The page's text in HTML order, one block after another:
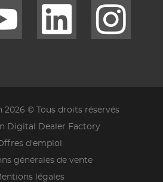
2026 © Tous droits réservés
Digital Dealer Factory
d'emploi
générales de vente
légales